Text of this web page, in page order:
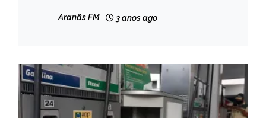
Aranãs FM 3 anos ago